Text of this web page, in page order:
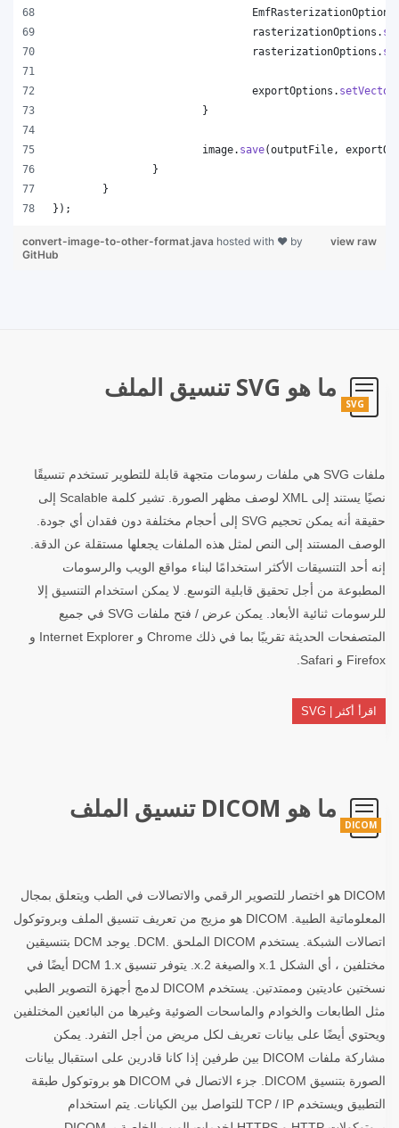
EmfRasterizationOptions
rasterizationOptions .
rasterizationOptions .
exportOptions .
			}
image. save(outputFile ,
		}
	}
});
view raw
convert-image-to-other-format.java hosted with ❤ by
GitHub
SVG
ما هو SVG تنسيق الملف
ملفات SVG هي ملفات رسومات متجهة قابلة للتطوير تستخدم تنسيقًا
نصيًا يستند إلى XML لوصف مظهر الصورة. تشير كلمة Scalable إلى
حقيقة أنه يمكن تحجيم SVG إلى أحجام مختلفة دون فقدان أي جودة.
الوصف المستند إلى النص لمثل هذه الملفات يجعلها مستقلة عن الدقة.
إنه أحد التنسيقات الأكثر استخدامًا لبناء مواقع الويب والرسومات
المطبوعة من أجل تحقيق قابلية التوسع. لا يمكن استخدام التنسيق إلا
للرسومات ثنائية الأبعاد. يمكن عرض / فتح ملفات SVG في جميع
المتصفحات الحديثة تقريبًا بما في ذلك Chrome و Internet Explorer و
Firefox و Safari.
اقرأ أكثر | SVG
DICOM
ما هو DICOM تنسيق الملف
DICOM هو اختصار للتصوير الرقمي والاتصالات في الطب ويتعلق بمجال
المعلوماتية الطبية. DICOM هو مزيج من تعريف تنسيق الملف وبروتوكول
اتصالات الشبكة. يستخدم DICOM الملحق .DCM. يوجد DCM بتنسيقين
مختلفين ، أي الشكل 1.x والصيغة 2.x. يتوفر تنسيق DCM 1.x أيضًا في
نسختين عاديتين وممتدتين. يستخدم DICOM لدمج أجهزة التصوير الطبي
مثل الطابعات والخوادم والماسحات الضوئية وغيرها من البائعين المختلفين
ويحتوي أيضًا على بيانات تعريف لكل مريض من أجل التفرد. يمكن
مشاركة ملفات DICOM بين طرفين إذا كانا قادرين على استقبال بيانات
الصورة بتنسيق DICOM. جزء الاتصال في DICOM هو بروتوكول طبقة
التطبيق ويستخدم TCP / IP للتواصل بين الكيانات. يتم استخدام